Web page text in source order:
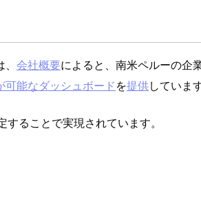
会社概要によると、南米ペルーの企
能なダッシュボードを提供しています
ることで実現されています。